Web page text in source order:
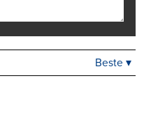
Beste ▾